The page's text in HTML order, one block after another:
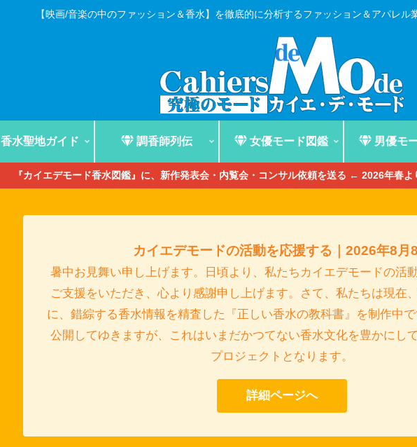
【映画/音楽の中のファッション＆香水】を徹底的に分析するファッション＆アパレル
香水聖地ガイド 調香師列伝 女優モード図鑑 男優モ
『カイエデモード香水図鑑』に、新作発表会・内覧会・コンサル依頼を送る ← 2026年春よ
カイエデモードの活動を応援する｜2026年8月
暑中お見舞い申し上げます。日頃より、私たちカイエデモードの活
ご支援をいただき、心より感謝申し上げます。さて、私たちは現在
に、錯綜する香水情報を精査した『正しい香水の教科書』を制作中
公開してゆきますが、これはいまだかつてない香水文化を豊かにし
プロジェクトとなります。
詳細ページへ